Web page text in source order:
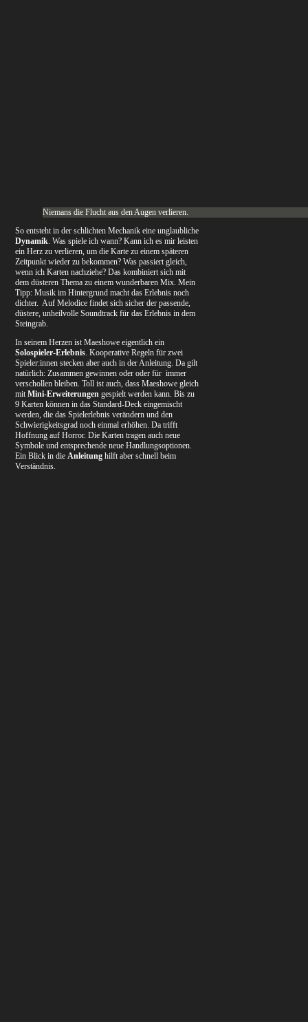
Niemans die Flucht aus den Augen verlieren.
So entsteht in der schlichten Mechanik eine unglaubliche
Dynamik. Was spiele ich wann? Kann ich es mir leisten
ein Herz zu verlieren, um die Karte zu einem späteren
Zeitpunkt wieder zu bekommen? Was passiert gleich,
wenn ich Karten nachziehe? Das kombiniert sich mit
dem düsteren Thema zu einem wunderbaren Mix. Mein
Tipp: Musik im Hintergrund macht das Erlebnis noch
dichter. Auf Melodice findet sich sicher der passende,
düstere, unheilvolle Soundtrack für das Erlebnis in dem
Steingrab.
In seinem Herzen ist Maeshowe eigentlich ein
Solospieler-Erlebnis. Kooperative Regeln für zwei
Spieler:innen stecken aber auch in der Anleitung. Da gilt
natürlich: Zusammen gewinnen oder oder für immer
verschollen bleiben. Toll ist auch, dass Maeshowe gleich
mitMini-Erweiterungen gespielt werden kann. Bis zu
9 Karten können in das Standard-Deck eingemischt
werden, die das Spielerlebnis verändern und den
Schwierigkeitsgrad noch einmal erhöhen. Da trifft
Hoffnung auf Horror. Die Karten tragen auch neue
Symbole und entsprechende neue Handlungsoptionen.
Ein Blick in dieAnleitung hilft aber schnell beim
Verständnis.